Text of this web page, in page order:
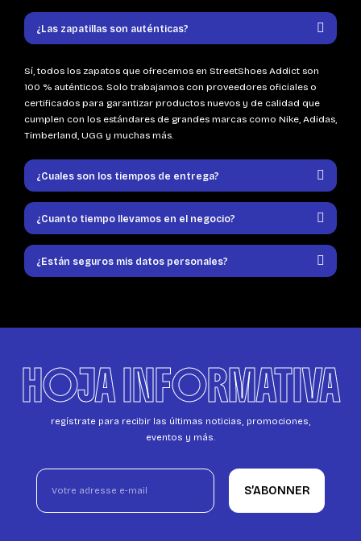
¿Las zapatillas son auténticas?
Sí, todos los zapatos que ofrecemos en StreetShoes Addict son
100 % auténticos. Solo trabajamos con proveedores oficiales o
certificados para garantizar productos nuevos y de calidad que
cumplen con los estándares de grandes marcas como Nike, Adidas,
Timberland, UGG y muchas más.
¿Cuales son los tiempos de entrega?
¿Cuanto tiempo llevamos en el negocio?
¿Están seguros mis datos personales?
HOJA INFORMATIVA
regístrate para recibir las últimas noticias, promociones,
eventos y más.
S’ABONNER